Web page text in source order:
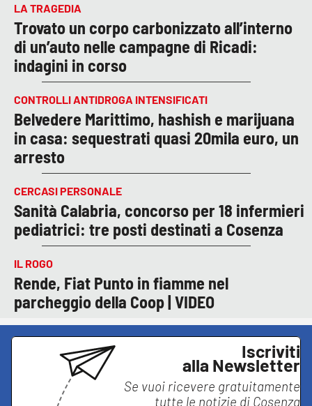
LA TRAGEDIA
Trovato un corpo carbonizzato all’interno
di un’auto nelle campagne di Ricadi:
indagini in corso
CONTROLLI ANTIDROGA INTENSIFICATI
Belvedere Marittimo, hashish e marijuana
in casa: sequestrati quasi 20mila euro, un
arresto
CERCASI PERSONALE
Sanità Calabria, concorso per 18 infermieri
pediatrici: tre posti destinati a Cosenza
IL ROGO
Rende, Fiat Punto in fiamme nel
parcheggio della Coop | VIDEO
Iscriviti
alla Newsletter
Se vuoi ricevere gratuitamente
tutte le notizie di Cosenza